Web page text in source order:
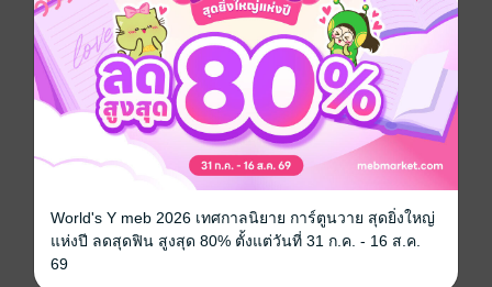
สามารถเลือกอ่านได้ ทั้งแบบ ePub และ PDF (มีภาพ
ประกอบ)
.
ผู้ใช้ Apple ios ซื้อผ่านเมพคอยน์ แอนดรอยด์ หรือเวปบ
ราวเซอร์ ได้ราคาถูกกว่าซื้อผ่านแอพค่ะ
ซีรีส์ชุด เกิดใหม่เป็นพระสนม ประกอบด้วย 4 เรื่องดังนี้ค่ะ
เกิดใหม่ชาตินี้ขอเป็นพระสนมท้ายวังผู้ร่ำรวย นามปากกา
> เกิดชาตินี้ขอเป็นพระสนมท้ายวังเนื้อหอม นามปากกา
หวางลี่อิง
World's Y meb 2026 เทศกาลนิยาย การ์ตูนวาย สุดยิ่งใหญ่
แห่งปี ลดสุดฟิน สูงสุด 80% ตั้งแต่วันที่ 31 ก.ค. - 16 ส.ค.
69